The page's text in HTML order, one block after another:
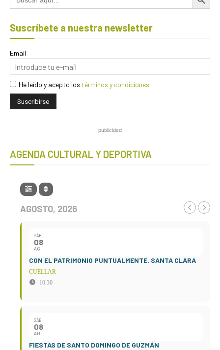
Suscríbete a nuestra newsletter
Email
He leído y acepto los términos y condiciones
publicidad
AGENDA CULTURAL Y DEPORTIVA
AGOSTO, 2026
SÁB
08
AG
CON EL PATRIMONIO PUNTUALMENTE. SANTA CLARA
CUÉLLAR
10:30
SÁB
08
AG
FIESTAS DE SANTO DOMINGO DE GUZMÁN